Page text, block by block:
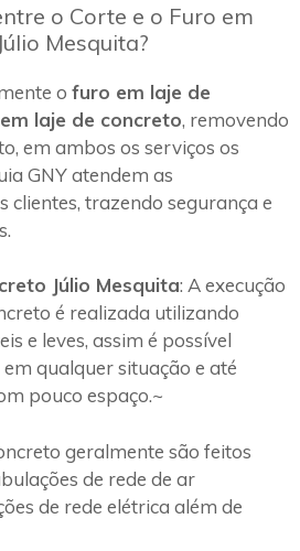
o Corte e o Furo em
Mesquita?
o furo em laje de
laje de concreto, removendo
em ambos os serviços os
GNY atendem as
clientes, trazendo segurança e
Júlio Mesquita: A execução
é realizada utilizando
e leves, assim é possível
qualquer situação e até
pouco espaço.~
geralmente são feitos
de rede de ar
de rede elétrica além de